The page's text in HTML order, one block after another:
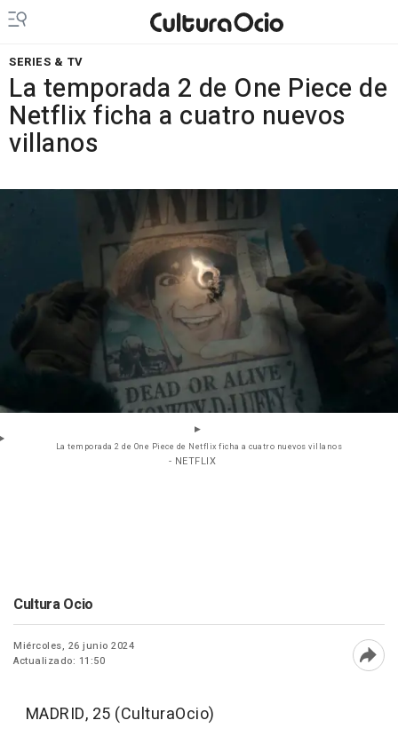
SERIES & TV
La temporada 2 de One Piece de
Netflix ficha a cuatro nuevos
villanos
La temporada 2 de One Piece de Netflix ficha a cuatro nuevos villanos
- NETFLIX
Cultura Ocio
Miércoles, 26 junio 2024
Actualizado: 11:50
MADRID, 25 (CulturaOcio)